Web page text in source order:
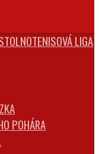
LIGA
POHÁRA